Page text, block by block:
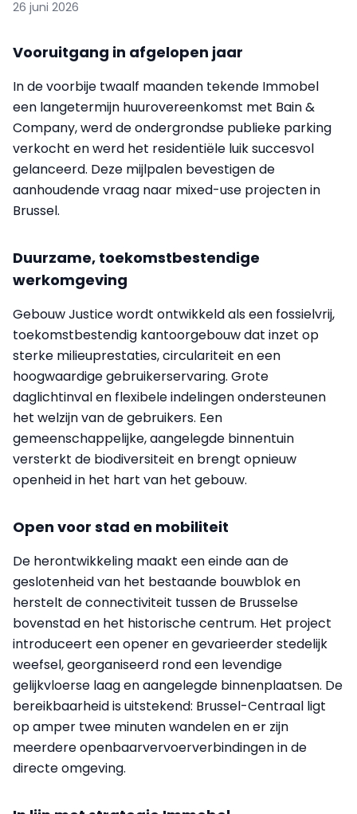
26 juni 2026
Vooruitgang in afgelopen jaar
In de voorbije twaalf maanden tekende Immobel
een langetermijn huurovereenkomst met Bain &
Company, werd de ondergrondse publieke parking
verkocht en werd het residentiële luik succesvol
gelanceerd. Deze mijlpalen bevestigen de
aanhoudende vraag naar mixed-use projecten in
Brussel.
Duurzame, toekomstbestendige
werkomgeving
Gebouw Justice wordt ontwikkeld als een fossielvrij,
toekomstbestendig kantoorgebouw dat inzet op
sterke milieuprestaties, circulariteit en een
hoogwaardige gebruikerservaring. Grote
daglichtinval en flexibele indelingen ondersteunen
het welzijn van de gebruikers. Een
gemeenschappelijke, aangelegde binnentuin
versterkt de biodiversiteit en brengt opnieuw
openheid in het hart van het gebouw.
Open voor stad en mobiliteit
De herontwikkeling maakt een einde aan de
geslotenheid van het bestaande bouwblok en
herstelt de connectiviteit tussen de Brusselse
bovenstad en het historische centrum. Het project
introduceert een opener en gevarieerder stedelijk
weefsel, georganiseerd rond een levendige
gelijkvloerse laag en aangelegde binnenplaatsen. De
bereikbaarheid is uitstekend: Brussel-Centraal ligt
op amper twee minuten wandelen en er zijn
meerdere openbaarvervoerverbindingen in de
directe omgeving.